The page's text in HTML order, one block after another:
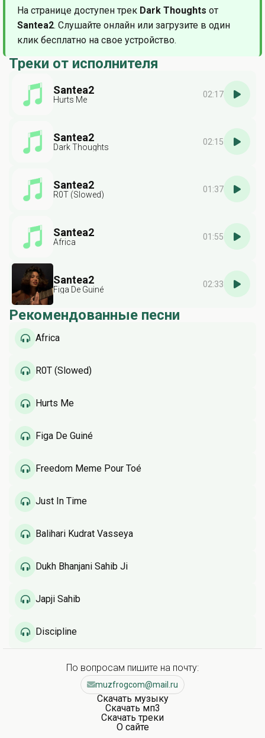
На странице доступен трек Dark Thoughts от
Santea2. Слушайте онлайн или загрузите в один
клик бесплатно на свое устройство.
Треки от исполнителя
Santea2
Hurts Me
02:17
Santea2
Dark Thoughts
02:15
Santea2
R0T (Slowed)
01:37
Santea2
Africa
01:55
Santea2
Figa De Guiné
02:33
Рекомендованные песни
Africa
R0T (Slowed)
Hurts Me
Figa De Guiné
Freedom Meme Pour Toé
Just In Time
Balihari Kudrat Vasseya
Dukh Bhanjani Sahib Ji
Japji Sahib
Discipline
По вопросам пишите на почту:
muzfrogcom@mail.ru
Скачать музыку
Скачать мп3
Скачать треки
О сайте